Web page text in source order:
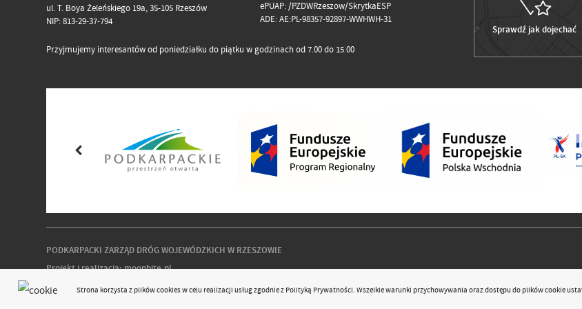
ul. T. Boya Żeleńskiego 19a, 35-105 Rzeszów
NIP: 813-29-37-794
ePUAP: /PZDWRzeszow/SkrytkaESP
ADE: AE:PL-98357-92897-WWHWH-31
Przyjmujemy interesantów od poniedziałku do piątku w godzinach od 7.00 do 15.00
Sprawdź jak dojechać
PODKARPACKI ZARZĄD DRÓG WOJEWÓDZKICH W RZESZOWIE
Projekt i realizacja:moonbite.pl
responsivevoice.org
Strona korzysta z plikówcookiesw celu realizacji usług zgodnie z Polityką Prywatności. Wszelkie warunki przychowywania oraz dostępu do plików cookie